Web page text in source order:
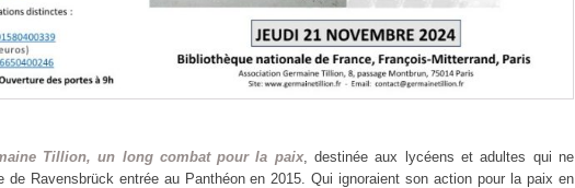
Tillion, un long combat pour la paix, destinée aux lycéens et adultes qui ne
Ravensbrück entrée au Panthéon en 2015. Qui ignoraient son action pour la paix en